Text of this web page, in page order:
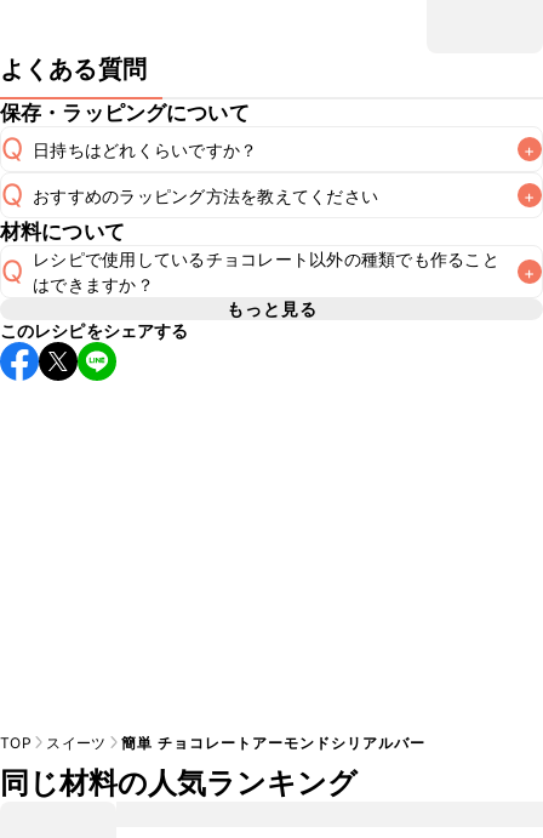
よくある質問
保存・ラッピングについて
Q 日持ちはどれくらいですか？ +
A
冷蔵保存で2~3日が目安です。なるべくお早めにお召し上が
Q おすすめのラッピング方法を教えてください +
A
こちらでラッピング方法をご紹介しています。お好みのラッ
ピング方法をお試しください。なお、要冷蔵のスイーツのた
め、お持ち運びの際は保冷剤をつけることをおすすめいたし
ます。
材料について
Q
レシピで使用しているチョコレート以外の種類でも作ること
はできますか？
+
A
基本的にお好みの風味のチョコレートを使用してお作りいた
だけます。ホワイトチョコレートなど油分の多い種類を使用
もっと見る
このレシピをシェアする
TOP スイーツ 簡単 チョコレートアーモンドシリアルバー
同じ材料の人気ランキング